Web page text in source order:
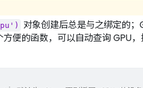
对象创建后总是与之绑定的
便的函数，可以自动查询 GPU